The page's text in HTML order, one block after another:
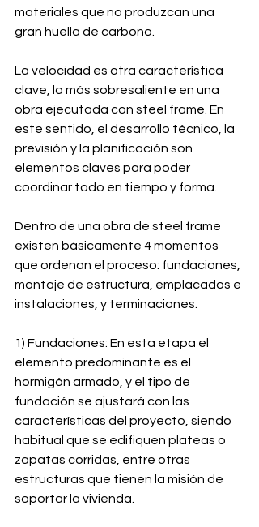
materiales que no produzcan una
gran huella de carbono.
La velocidad es otra característica
clave, la más sobresaliente en una
obra ejecutada con steel frame. En
este sentido, el desarrollo técnico, la
previsión y la planificación son
elementos claves para poder
coordinar todo en tiempo y forma.
Dentro de una obra de steel frame
existen básicamente 4 momentos
que ordenan el proceso: fundaciones,
montaje de estructura, emplacados e
instalaciones, y terminaciones.
1) Fundaciones: En esta etapa el
elemento predominante es el
hormigón armado, y el tipo de
fundación se ajustará con las
características del proyecto, siendo
habitual que se edifiquen plateas o
zapatas corridas, entre otras
estructuras que tienen la misión de
soportar la vivienda.